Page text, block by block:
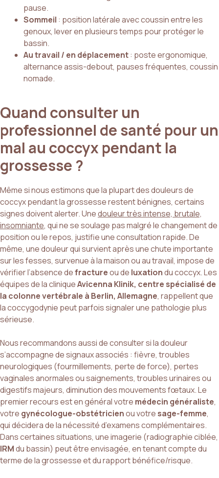
pause.
Sommeil : position latérale avec coussin entre les
genoux, lever en plusieurs temps pour protéger le
bassin.
Au travail / en déplacement: poste ergonomique,
alternance assis-debout, pauses fréquentes, coussin
nomade.
Quand consulter un
professionnel de santé pour un
mal au coccyx pendant la
grossesse ?
Même si nous estimons que la plupart des douleurs de
coccyx pendant la grossesse restent bénignes, certains
signes doivent alerter. Unedouleur très intense, brutale,
insomniante, qui ne se soulage pas malgré le changement de
position ou le repos, justifie une consultation rapide. De
même, une douleur qui survient après une chute importante
sur les fesses, survenue à la maison ou au travail, impose de
vérifier l’absence defractureou de luxationdu coccyx. Les
équipes de la cliniqueAvicenna Klinik, centre spécialisé de
la colonne vertébrale à Berlin, Allemagne, rappellent que
la coccygodynie peut parfois signaler une pathologie plus
sérieuse.
Nous recommandons aussi de consulter si la douleur
s’accompagne de signaux associés : fièvre, troubles
neurologiques (fourmillements, perte de force), pertes
vaginales anormales ou saignements, troubles urinaires ou
digestifs majeurs, diminution des mouvements fœtaux. Le
premier recours est en général votre médecin généraliste,
votre gynécologue-obstétricienou votre sage-femme,
qui décidera de la nécessité d’examens complémentaires.
Dans certaines situations, une imagerie (radiographie ciblée,
IRMdu bassin) peut être envisagée, en tenant compte du
terme de la grossesse et du rapport bénéfice/risque.